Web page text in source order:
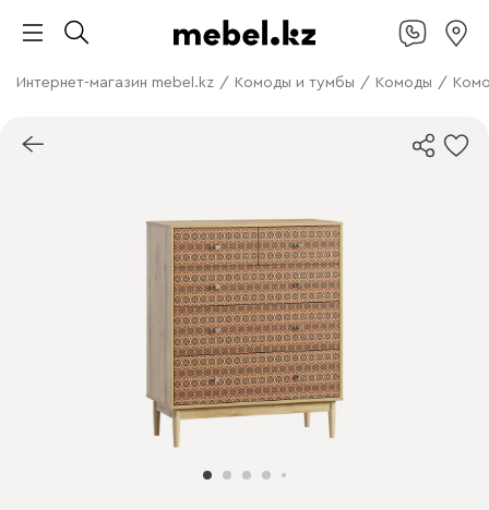
Интернет-магазин mebel.kz / Комоды и тумбы / Комоды /